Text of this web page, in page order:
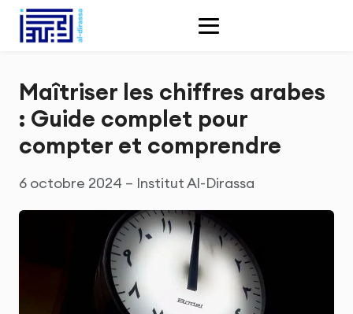
Maîtriser les chiffres arabes
: Guide complet pour
compter et comprendre
6 octobre 2024 – Institut Al-Dirassa